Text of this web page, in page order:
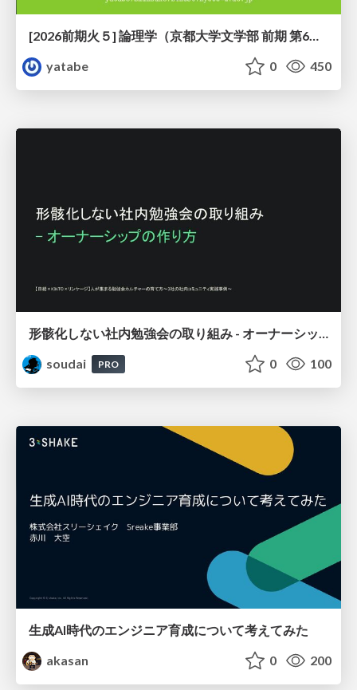
[2026前期火５] 論理学（京都大学文学部 前期 第6回）「かつとまたはの規則」
yatabe
0 450
soudai
PRO 0 100
生成AI時代のエンジニア育成について考えてみた
akasan
0 200